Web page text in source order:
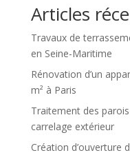
Articles
Travaux de
en Seine-Maritime
Rénovation d’un
m² à Paris
Traitement des
carrelage extérieur
Création d’ouverture